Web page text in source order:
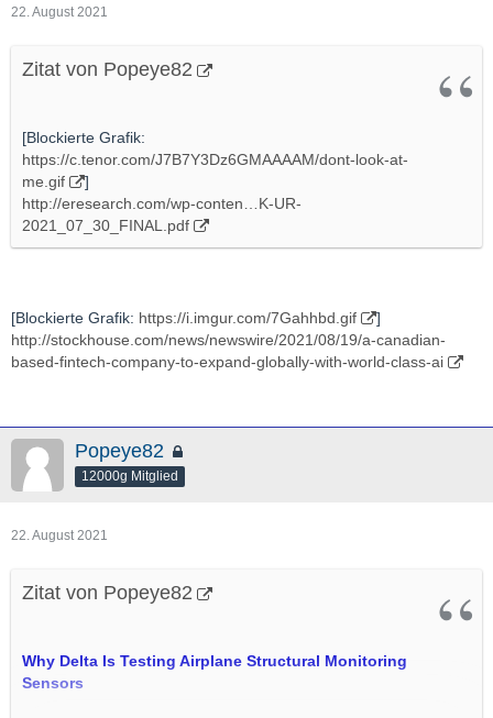
22. August 2021
Zitat von Popeye82
[Blockierte Grafik:
https://c.tenor.com/J7B7Y3Dz6GMAAAAM/dont-look-at-
me.gif
]
http://eresearch.com/wp-conten…K-UR-
2021_07_30_FINAL.pdf
[Blockierte Grafik: https://i.imgur.com/7Gahhbd.gif
]
http://stockhouse.com/news/newswire/2021/08/19/a-canadian-
based-fintech-company-to-expand-globally-with-world-class-ai
Popeye82
12000g Mitglied
22. August 2021
Zitat von Popeye82
Why Delta Is Testing Airplane Structural Monitoring
Sensors